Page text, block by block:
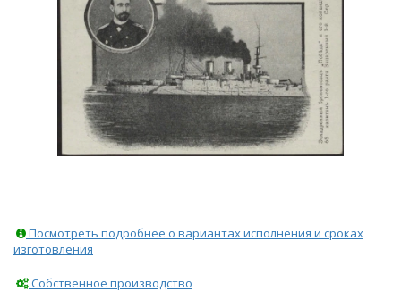
Посмотреть подробнее о вариантах исполнения и сроках
изготовления
Собственное производство